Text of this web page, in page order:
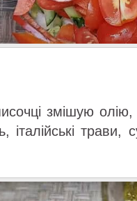
змішую олію,
італійські